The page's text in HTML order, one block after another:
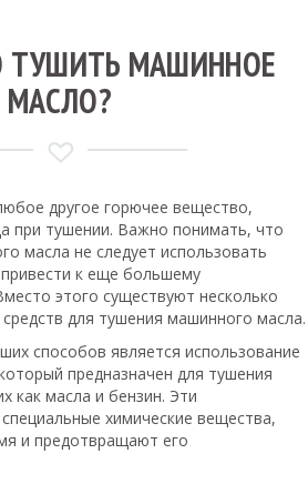
МАШИННОЕ
МАСЛО?
другое горючее вещество,
при тушении. Важно понимать, что
масла не следует использовать
к еще большему
этого существуют несколько
для тушения машинного масла.
способов является использование
предназначен для тушения
как масла и бензин. Эти
химические вещества,
и предотвращают его